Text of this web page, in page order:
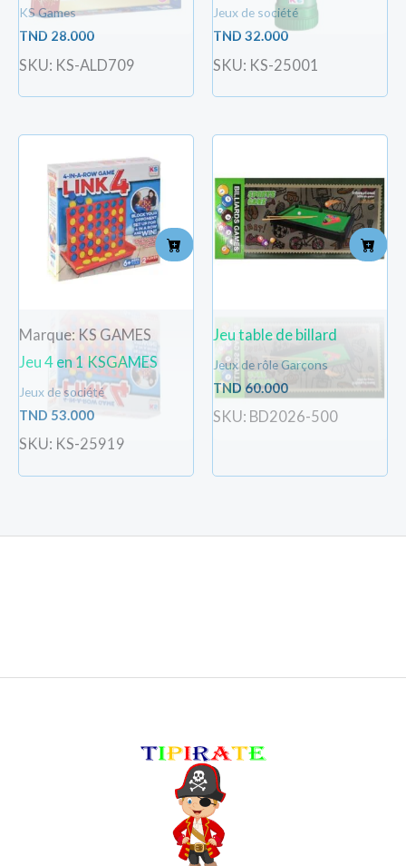
KS Games
TND 28.000
SKU: KS-ALD709
Jeux de société
TND 32.000
SKU: KS-25001
Marque: KS GAMES
Jeu 4 en 1 KSGAMES
Jeux de société
TND 53.000
SKU: KS-25919
Jeu table de billard
Jeux de rôle Garçons
TND 60.000
SKU: BD2026-500